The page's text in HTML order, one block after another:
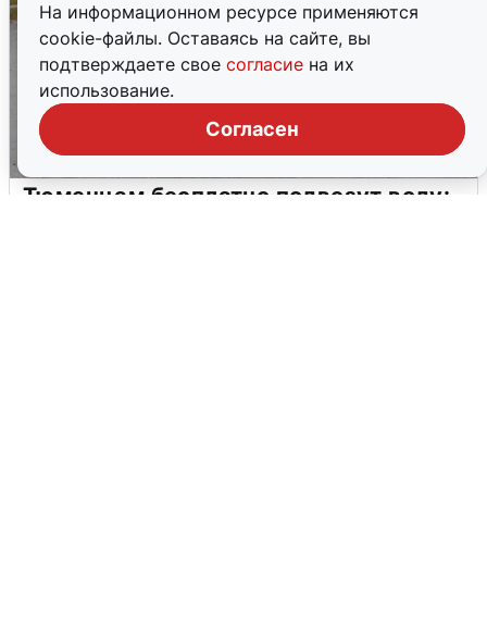
На информационном ресурсе применяются
cookie-файлы. Оставаясь на сайте, вы
подтверждаете свое согласие на их
использование.
Согласен
Тюменцам бесплатно подвезут воду: